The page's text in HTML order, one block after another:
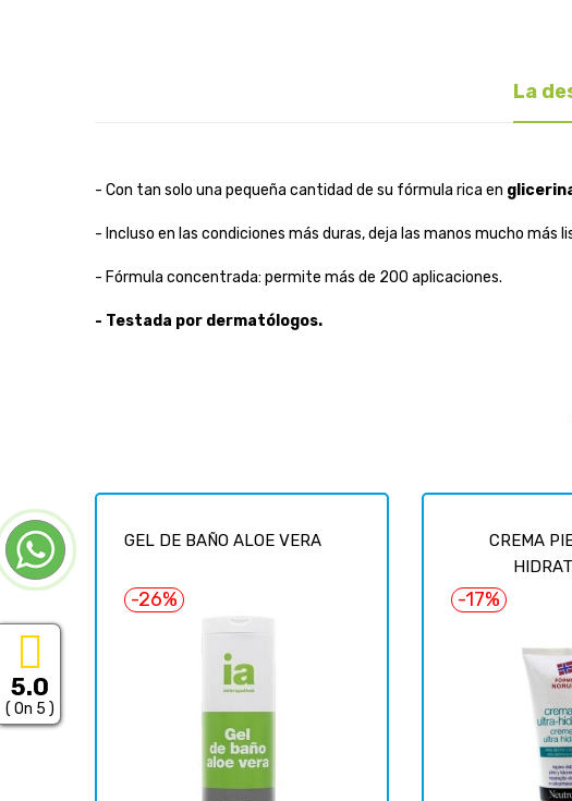
La
- Con tan solo una pequeña cantidad de su fórmula rica en
- Incluso en las condiciones más duras, deja las manos mucho más
- Fórmula concentrada: permite más de 200 aplicaciones.
- Testada por dermatólogos.
GEL DE BAÑO ALOE VERA
-26%
CREMA
-17%
5.0
( On 5 )